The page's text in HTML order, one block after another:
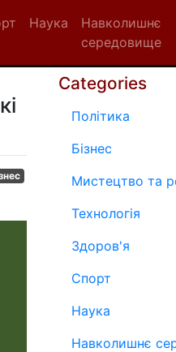
Наука
Навколишнє
середовище
Categories
Політика
Бізнес
Мистецтво та
Технологія
Здоров'я
Спорт
Наука
Навколишнє